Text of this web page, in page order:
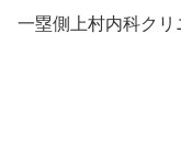
一塁側上村内科クリ